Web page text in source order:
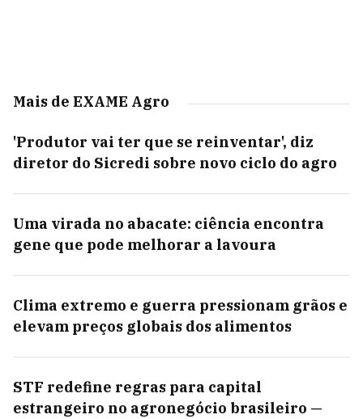
Mais de EXAME Agro
'Produtor vai ter que se reinventar', diz
diretor do Sicredi sobre novo ciclo do agro
Uma virada no abacate: ciência encontra
gene que pode melhorar a lavoura
Clima extremo e guerra pressionam grãos e
elevam preços globais dos alimentos
STF redefine regras para capital
estrangeiro no agronegócio brasileiro —